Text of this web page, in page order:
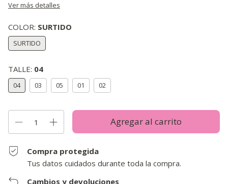
Ver más detalles
COLOR: SURTIDO
SURTIDO
TALLE: 04
04 03 05 01 02
Compra protegida
Tus datos cuidados durante toda la compra.
Cambios y devoluciones